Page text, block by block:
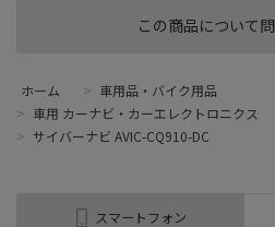
この商品について
ホーム > 車用品・バイク用品
> 車用 カーナビ・カーエレクトロニクス
> サイバーナビ AVIC-CQ910-DC
スマートフォン